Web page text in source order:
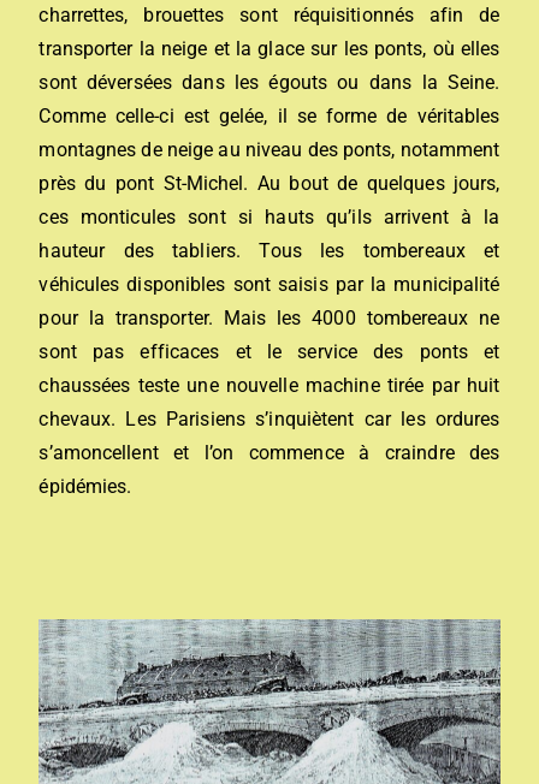
charrettes, brouettes sont réquisitionnés afin de
transporter la neige et la glace sur les ponts, où elles
sont déversées dans les égouts ou dans la Seine.
Comme celle-ci est gelée, il se forme de véritables
montagnes de neige au niveau des ponts, notamment
près du pont St-Michel. Au bout de quelques jours,
ces monticules sont si hauts qu’ils arrivent à la
hauteur des tabliers. Tous les tombereaux et
véhicules disponibles sont saisis par la municipalité
pour la transporter. Mais les 4000 tombereaux ne
sont pas efficaces et le service des ponts et
chaussées teste une nouvelle machine tirée par huit
chevaux. Les Parisiens s’inquiètent car les ordures
s’amoncellent et l’on commence à craindre des
épidémies.